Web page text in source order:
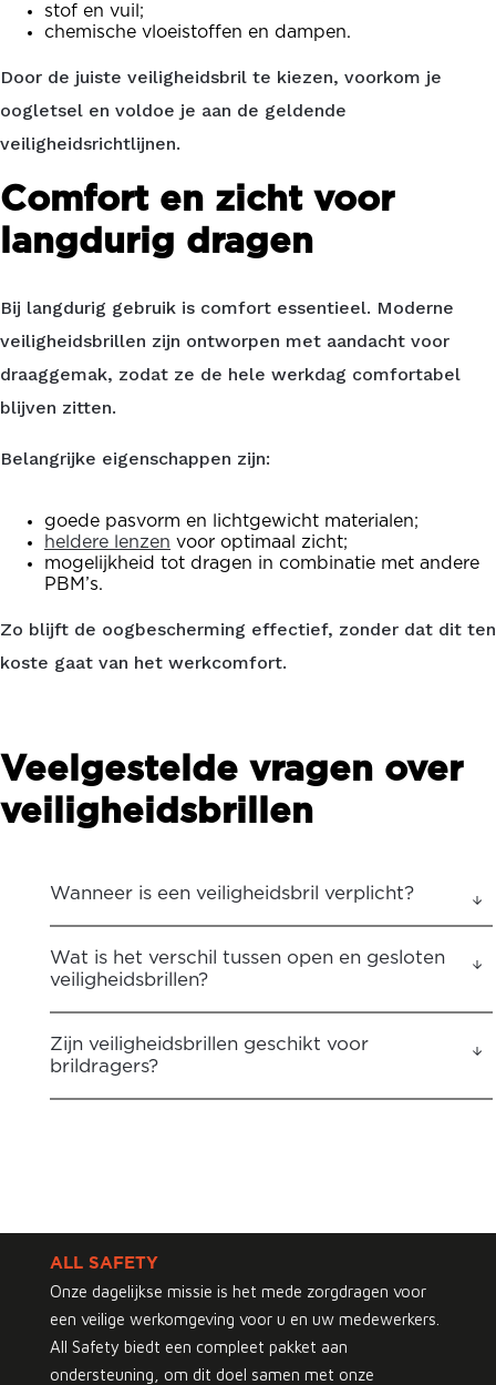
stof en vuil;
chemische vloeistoffen en dampen.
Door de juiste veiligheidsbril te kiezen, voorkom je
oogletsel en voldoe je aan de geldende
veiligheidsrichtlijnen.
Comfort en zicht voor
langdurig dragen
Bij langdurig gebruik is comfort essentieel. Moderne
veiligheidsbrillen zijn ontworpen met aandacht voor
draaggemak, zodat ze de hele werkdag comfortabel
blijven zitten.
Belangrijke eigenschappen zijn:
goede pasvorm en lichtgewicht materialen;
heldere lenzen voor optimaal zicht;
mogelijkheid tot dragen in combinatie met andere
PBM’s.
Zo blijft de oogbescherming effectief, zonder dat dit ten
koste gaat van het werkcomfort.
Veelgestelde vragen over
veiligheidsbrillen
Wanneer is een veiligheidsbril verplicht?
Wat is het verschil tussen open en gesloten
veiligheidsbrillen?
Zijn veiligheidsbrillen geschikt voor
brildragers?
ALL SAFETY
Onze dagelijkse missie is het mede zorgdragen voor
een veilige werkomgeving voor u en uw medewerkers.
All Safety biedt een compleet pakket aan
ondersteuning, om dit doel samen met onze